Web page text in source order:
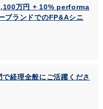
万円 + 10% performa
ブランドでのFP&Aシニ
経理全般にご活躍くださ